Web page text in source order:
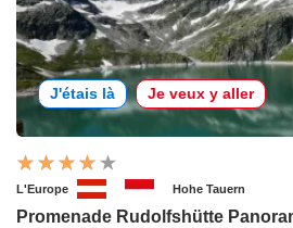
J'étais là Je veux y aller
L'Europe Hohe Tauern
Promenade Rudolfshütte